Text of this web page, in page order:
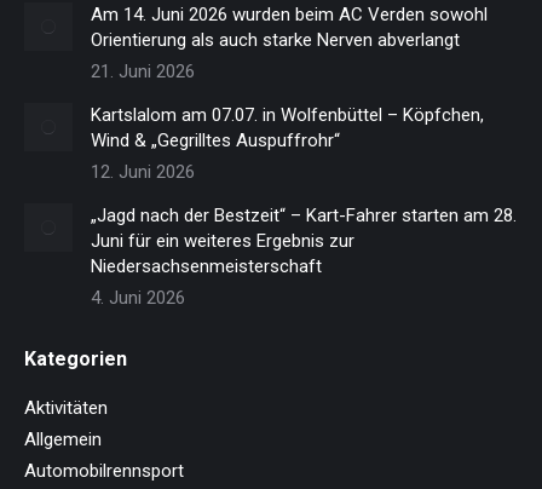
Am 14. Juni 2026 wurden beim AC Verden sowohl
Orientierung als auch starke Nerven abverlangt
21. Juni 2026
Kartslalom am 07.07. in Wolfenbüttel – Köpfchen,
Wind & „Gegrilltes Auspuffrohr“
12. Juni 2026
„Jagd nach der Bestzeit“ – Kart-Fahrer starten am 28.
Juni für ein weiteres Ergebnis zur
Niedersachsenmeisterschaft
4. Juni 2026
Kategorien
Aktivitäten
Allgemein
Automobilrennsport